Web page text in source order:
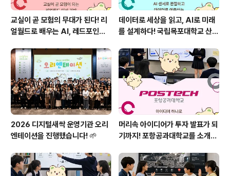
교실이 곧 모험의 무대가 된다! 리
얼월드로 배우는 AI, 레드포인트
데이터로 세상을 읽고, AI로 미래
를 설계하다! 국립목포대학교 산학
2026 디지털새싹 운영기관 오리
엔테이션을 진행했습니다! 🌱
머리속 아이디어가 투자 발표가 되
기까지! 포항공과대학교를 소개합